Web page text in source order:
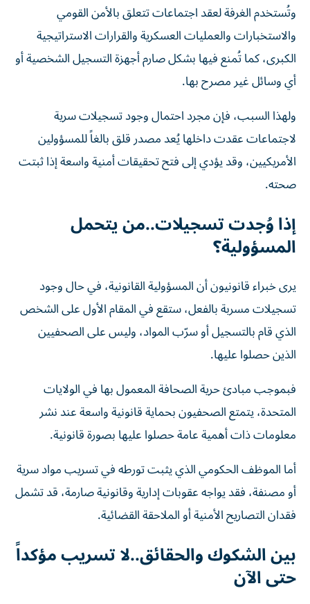
وتُستخدم الغرفة لعقد اجتماعات تتعلق بالأمن القومي
والاستخبارات والعمليات العسكرية والقرارات الاستراتيجية
الكبرى، كما تُمنع فيها بشكل صارم أجهزة التسجيل الشخصية أو
أي وسائل غير مصرح بها.
ولهذا السبب، فإن مجرد احتمال وجود تسجيلات سرية
لاجتماعات عقدت داخلها يُعد مصدر قلق بالغاً للمسؤولين
الأمريكيين، وقد يؤدي إلى فتح تحقيقات أمنية واسعة إذا ثبتت
صحته.
إذا وُجدت تسجيلات..من يتحمل
المسؤولية؟
يرى خبراء قانونيون أن المسؤولية القانونية، في حال وجود
تسجيلات مسربة بالفعل، ستقع في المقام الأول على الشخص
الذي قام بالتسجيل أو سرّب المواد، وليس على الصحفيين
الذين حصلوا عليها.
فبموجب مبادئ حرية الصحافة المعمول بها في الولايات
المتحدة، يتمتع الصحفيون بحماية قانونية واسعة عند نشر
معلومات ذات أهمية عامة حصلوا عليها بصورة قانونية.
أما الموظف الحكومي الذي يثبت تورطه في تسريب مواد سرية
أو مصنفة، فقد يواجه عقوبات إدارية وقانونية صارمة، قد تشمل
فقدان التصاريح الأمنية أو الملاحقة القضائية.
بين الشكوك والحقائق..لا تسريب مؤكداً
حتى الآن